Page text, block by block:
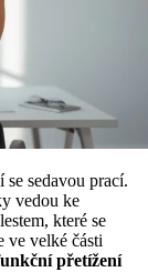
sedavou prací.
vedou ke
které se
ve velké části
přetížení